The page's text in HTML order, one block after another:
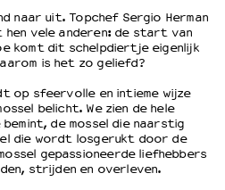
naar uit. Topchef Sergio Herman
hen vele anderen: de start van
komt dit schelpdiertje eigenlijk
is het zo geliefd?
op sfeervolle en intieme wijze
belicht. We zien de hele
de mossel die naarstig
die wordt losgerukt door de
gepassioneerde liefhebbers
strijden en overleven.